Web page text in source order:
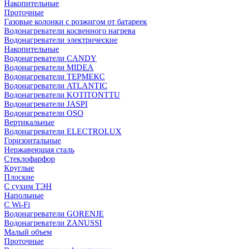
Накопительные
Проточные
Газовые колонки с розжигом от батареек
Водонагреватели косвенного нагрева
Водонагреватели электрические
Накопительные
Водонагреватели CANDY
Водонагреватели MIDEA
Водонагреватели ТЕРМЕКС
Водонагреватели ATLANTIC
Водонагреватели KOTITONTTU
Водонагреватели JASPI
Водонагреватели OSO
Вертикальные
Водонагреватели ELECTROLUX
Горизонтальные
Нержавеющая сталь
Стеклофарфор
Круглые
Плоские
С сухим ТЭН
Напольные
С Wi-Fi
Водонагреватели GORENJE
Водонагреватели ZANUSSI
Малый объем
Проточные